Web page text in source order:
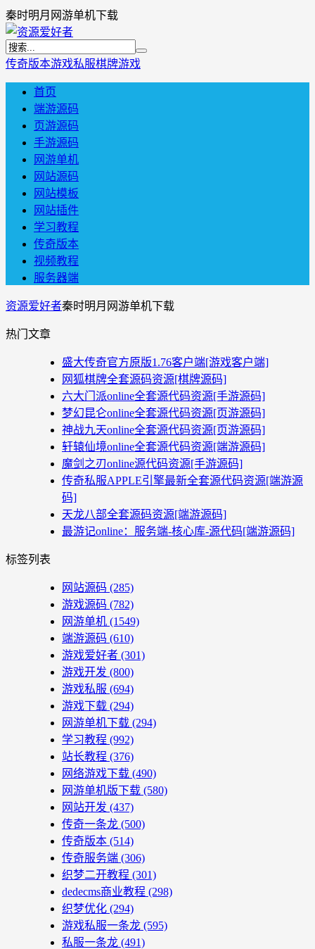
秦时明月网游单机下载
传奇版本游戏私服棋牌游戏
首页
端游源码
页游源码
手游源码
网游单机
网站源码
网站模板
网站插件
学习教程
传奇版本
视频教程
服务器端
资源爱好者秦时明月网游单机下载
热门文章
盛大传奇官方原版1.76客户端[游戏客户端]
网狐棋牌全套源码资源[棋牌源码]
六大门派online全套源代码资源[手游源码]
梦幻昆仑online全套源代码资源[页游源码]
神战九天online全套源代码资源[页游源码]
轩辕仙境online全套源代码资源[端游源码]
魔剑之刃online源代码资源[手游源码]
传奇私服APPLE引擎最新全套源代码资源[端游源
码]
天龙八部全套源码资源[端游源码]
最游记online：服务端-核心库-源代码[端游源码]
标签列表
网站源码 (285)
游戏源码 (782)
网游单机 (1549)
端游源码 (610)
游戏爱好者 (301)
游戏开发 (800)
游戏私服 (694)
游戏下载 (294)
网游单机下载 (294)
学习教程 (992)
站长教程 (376)
网络游戏下载 (490)
网游单机版下载 (580)
网站开发 (437)
传奇一条龙 (500)
传奇版本 (514)
传奇服务端 (306)
织梦二开教程 (301)
dedecms商业教程 (298)
织梦优化 (294)
游戏私服一条龙 (595)
私服一条龙 (491)